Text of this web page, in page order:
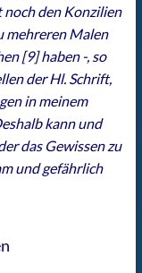
noch den Konzilien
mehreren Malen
[9] haben -, so
der Hl. Schrift,
in meinem
kann und
das Gewissen zu
und gefährlich